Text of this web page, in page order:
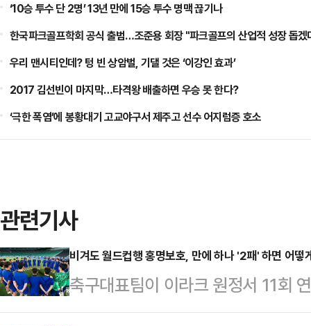
‘10승 투수 단 2명’ 13년 만에 15승 투수 명맥 끊기나
한국파크골프학회 공식 출범…조준용 회장 "파크골프의 산업적 성장 돕겠
우리 맨시티인데? 텅 빈 상암벌, 기댈 것은 ‘이강인 효과’
2017 김선빈이 마지막…타격왕 배출하면 우승 못 한다?
‘극한 폭염’에 봉황대기 고교야구서 제주고 선수 어지럼증 호소
관련기사
비겨도 월드컵행 홍명보호, 만에 하나 '2패' 하면 어떻
축구대표팀이 이라크 원정서 11회
하게 귀국 비행기에 몸을 실을 수